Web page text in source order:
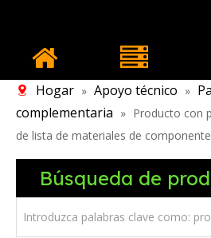
Hogar » Apoyo técnico »
complementaria » Producto con
de lista de materiales de
Búsqueda de